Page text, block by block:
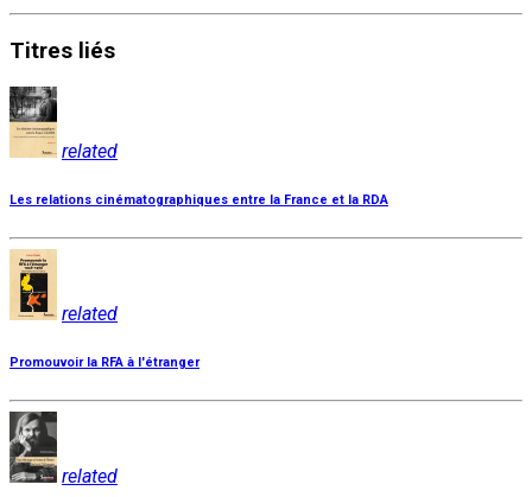
Titres liés
related
Les relations cinématographiques entre la France et la RDA
related
Promouvoir la RFA à l'étranger
related